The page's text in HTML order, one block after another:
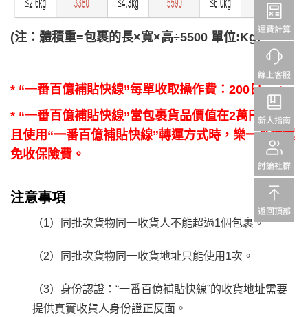
(注：體積重=包裹的長×寬×高÷5500 單位:Kg)
* “一番百億補貼快線”每單收取操作費： 200日元。
* “一番百億補貼快線”當包裹貨品價值在2萬円以下，
且使用“一番百億補貼快線”轉運方式時，樂一番轉運
免收保險費。
注意事項
（1）同批次貨物同一收貨人不能超過1個包裹。
（2）同批次貨物同一收貨地址只能使用1次。
（3）身份認證：“一番百億補貼快線”的收貨地址需要
提供真實收貨人身份證正反面。